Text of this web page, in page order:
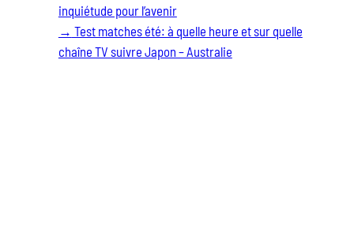
inquiétude pour l’avenir
→ Test matches été: à quelle heure et sur quelle
chaîne TV suivre Japon – Australie